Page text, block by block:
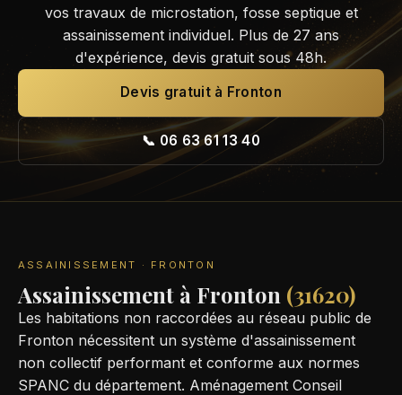
vos travaux de microstation, fosse septique et
assainissement individuel. Plus de 27 ans
d'expérience, devis gratuit sous 48h.
Devis gratuit à Fronton
📞 06 63 61 13 40
ASSAINISSEMENT · FRONTON
Assainissement à Fronton (31620)
Les habitations non raccordées au réseau public de
Fronton nécessitent un système d'assainissement
non collectif performant et conforme aux normes
SPANC du département. Aménagement Conseil